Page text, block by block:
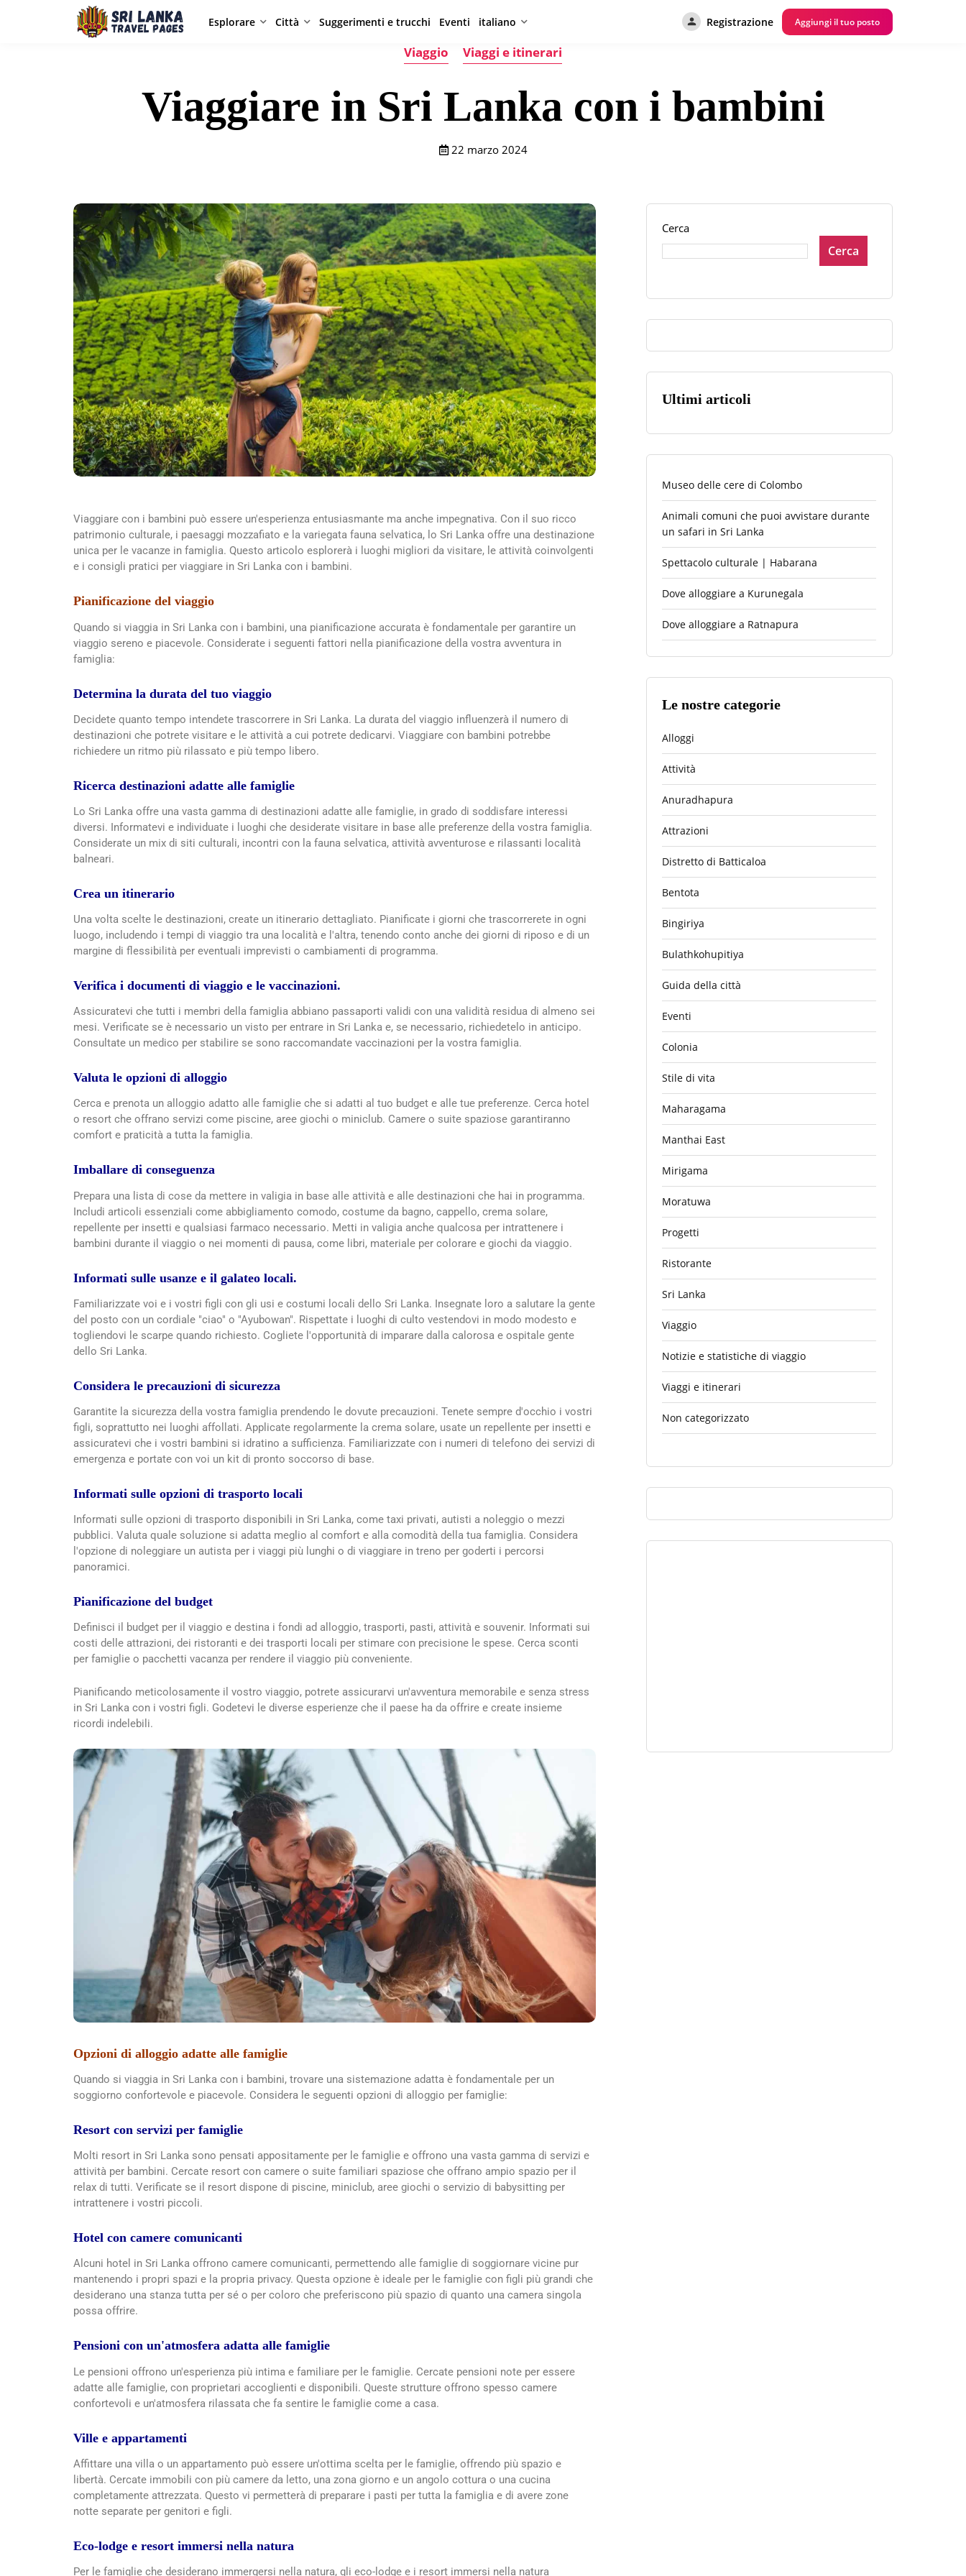
Esplorare Città Suggerimenti e trucchi Eventi italiano Registrazione Aggiungi il tuo posto
Viaggio Viaggi e itinerari
Viaggiare in Sri Lanka con i bambini
22 marzo 2024
Viaggiare con i bambini può essere un'esperienza entusiasmante ma anche impegnativa. Con il suo ricco
patrimonio culturale, i paesaggi mozzafiato e la variegata fauna selvatica, lo Sri Lanka offre una destinazione
unica per le vacanze in famiglia. Questo articolo esplorerà i luoghi migliori da visitare, le attività coinvolgenti
e i consigli pratici per viaggiare in Sri Lanka con i bambini.
Pianificazione del viaggio
Quando si viaggia in Sri Lanka con i bambini, una pianificazione accurata è fondamentale per garantire un
viaggio sereno e piacevole. Considerate i seguenti fattori nella pianificazione della vostra avventura in
famiglia:
Determina la durata del tuo viaggio
Decidete quanto tempo intendete trascorrere in Sri Lanka. La durata del viaggio influenzerà il numero di
destinazioni che potrete visitare e le attività a cui potrete dedicarvi. Viaggiare con bambini potrebbe
richiedere un ritmo più rilassato e più tempo libero.
Ricerca destinazioni adatte alle famiglie
Lo Sri Lanka offre una vasta gamma di destinazioni adatte alle famiglie, in grado di soddisfare interessi
diversi. Informatevi e individuate i luoghi che desiderate visitare in base alle preferenze della vostra famiglia.
Considerate un mix di siti culturali, incontri con la fauna selvatica, attività avventurose e rilassanti località
balneari.
Crea un itinerario
Una volta scelte le destinazioni, create un itinerario dettagliato. Pianificate i giorni che trascorrerete in ogni
luogo, includendo i tempi di viaggio tra una località e l'altra, tenendo conto anche dei giorni di riposo e di un
margine di flessibilità per eventuali imprevisti o cambiamenti di programma.
Verifica i documenti di viaggio e le vaccinazioni.
Assicuratevi che tutti i membri della famiglia abbiano passaporti validi con una validità residua di almeno sei
mesi. Verificate se è necessario un visto per entrare in Sri Lanka e, se necessario, richiedetelo in anticipo.
Consultate un medico per stabilire se sono raccomandate vaccinazioni per la vostra famiglia.
Valuta le opzioni di alloggio
Cerca e prenota un alloggio adatto alle famiglie che si adatti al tuo budget e alle tue preferenze. Cerca hotel
o resort che offrano servizi come piscine, aree giochi o miniclub. Camere o suite spaziose garantiranno
comfort e praticità a tutta la famiglia.
Imballare di conseguenza
Prepara una lista di cose da mettere in valigia in base alle attività e alle destinazioni che hai in programma.
Includi articoli essenziali come abbigliamento comodo, costume da bagno, cappello, crema solare,
repellente per insetti e qualsiasi farmaco necessario. Metti in valigia anche qualcosa per intrattenere i
bambini durante il viaggio o nei momenti di pausa, come libri, materiale per colorare e giochi da viaggio.
Informati sulle usanze e il galateo locali.
Familiarizzate voi e i vostri figli con gli usi e costumi locali dello Sri Lanka. Insegnate loro a salutare la gente
del posto con un cordiale "ciao" o "Ayubowan". Rispettate i luoghi di culto vestendovi in modo modesto e
togliendovi le scarpe quando richiesto. Cogliete l'opportunità di imparare dalla calorosa e ospitale gente
dello Sri Lanka.
Considera le precauzioni di sicurezza
Garantite la sicurezza della vostra famiglia prendendo le dovute precauzioni. Tenete sempre d'occhio i vostri
figli, soprattutto nei luoghi affollati. Applicate regolarmente la crema solare, usate un repellente per insetti e
assicuratevi che i vostri bambini si idratino a sufficienza. Familiarizzate con i numeri di telefono dei servizi di
emergenza e portate con voi un kit di pronto soccorso di base.
Informati sulle opzioni di trasporto locali
Informati sulle opzioni di trasporto disponibili in Sri Lanka, come taxi privati, autisti a noleggio o mezzi
pubblici. Valuta quale soluzione si adatta meglio al comfort e alla comodità della tua famiglia. Considera
l'opzione di noleggiare un autista per i viaggi più lunghi o di viaggiare in treno per goderti i percorsi
panoramici.
Pianificazione del budget
Definisci il budget per il viaggio e destina i fondi ad alloggio, trasporti, pasti, attività e souvenir. Informati sui
costi delle attrazioni, dei ristoranti e dei trasporti locali per stimare con precisione le spese. Cerca sconti
per famiglie o pacchetti vacanza per rendere il viaggio più conveniente.
Pianificando meticolosamente il vostro viaggio, potrete assicurarvi un'avventura memorabile e senza stress
in Sri Lanka con i vostri figli. Godetevi le diverse esperienze che il paese ha da offrire e create insieme
ricordi indelebili.
Opzioni di alloggio adatte alle famiglie
Quando si viaggia in Sri Lanka con i bambini, trovare una sistemazione adatta è fondamentale per un
soggiorno confortevole e piacevole. Considera le seguenti opzioni di alloggio per famiglie:
Resort con servizi per famiglie
Molti resort in Sri Lanka sono pensati appositamente per le famiglie e offrono una vasta gamma di servizi e
attività per bambini. Cercate resort con camere o suite familiari spaziose che offrano ampio spazio per il
relax di tutti. Verificate se il resort dispone di piscine, miniclub, aree giochi o servizio di babysitting per
intrattenere i vostri piccoli.
Hotel con camere comunicanti
Alcuni hotel in Sri Lanka offrono camere comunicanti, permettendo alle famiglie di soggiornare vicine pur
mantenendo i propri spazi e la propria privacy. Questa opzione è ideale per le famiglie con figli più grandi che
desiderano una stanza tutta per sé o per coloro che preferiscono più spazio di quanto una camera singola
possa offrire.
Pensioni con un'atmosfera adatta alle famiglie
Le pensioni offrono un'esperienza più intima e familiare per le famiglie. Cercate pensioni note per essere
adatte alle famiglie, con proprietari accoglienti e disponibili. Queste strutture offrono spesso camere
confortevoli e un'atmosfera rilassata che fa sentire le famiglie come a casa.
Ville e appartamenti
Affittare una villa o un appartamento può essere un'ottima scelta per le famiglie, offrendo più spazio e
libertà. Cercate immobili con più camere da letto, una zona giorno e un angolo cottura o una cucina
completamente attrezzata. Questo vi permetterà di preparare i pasti per tutta la famiglia e di avere zone
notte separate per genitori e figli.
Eco-lodge e resort immersi nella natura
Per le famiglie che desiderano immergersi nella natura, gli eco-lodge e i resort immersi nella natura
Cerca
Cerca
Ultimi articoli
Museo delle cere di Colombo
Animali comuni che puoi avvistare durante
un safari in Sri Lanka
Spettacolo culturale | Habarana
Dove alloggiare a Kurunegala
Dove alloggiare a Ratnapura
Le nostre categorie
Alloggi
Attività
Anuradhapura
Attrazioni
Distretto di Batticaloa
Bentota
Bingiriya
Bulathkohupitiya
Guida della città
Eventi
Colonia
Stile di vita
Maharagama
Manthai East
Mirigama
Moratuwa
Progetti
Ristorante
Sri Lanka
Viaggio
Notizie e statistiche di viaggio
Viaggi e itinerari
Non categorizzato